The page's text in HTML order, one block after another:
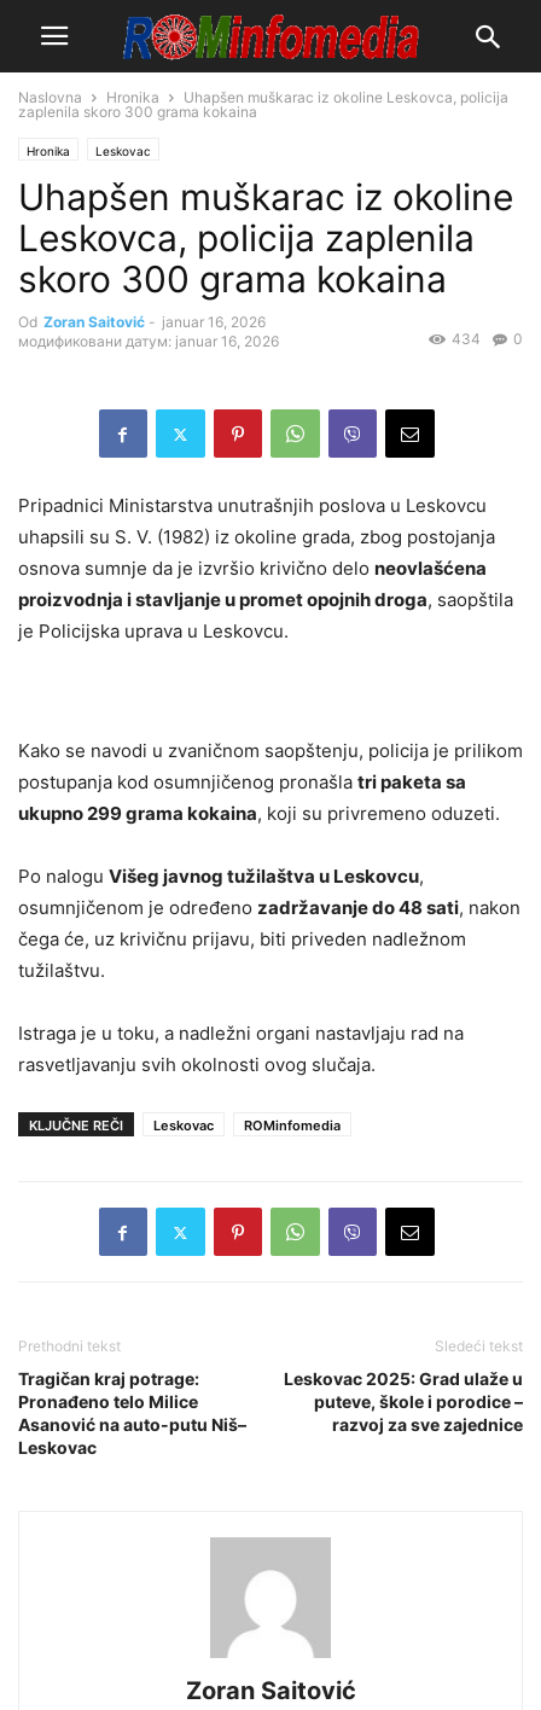
Naslovna Hronika
Uhapšen muškarac iz okoline Leskovca, policija
zaplenila skoro 300 grama kokaina
Hronika Leskovac
Uhapšen muškarac iz okoline
Leskovca, policija zaplenila
skoro 300 grama kokaina
Od Zoran Saitović - januar 16, 2026
модификовани датум: januar 16, 2026
0
434
Pripadnici Ministarstva unutrašnjih poslova u Leskovcu
uhapsili su S. V. (1982) iz okoline grada, zbog postojanja
osnova sumnje da je izvršio krivično delo neovlašćena
proizvodnja i stavljanje u promet opojnih droga, saopštila
je Policijska uprava u Leskovcu.
Kako se navodi u zvaničnom saopštenju, policija je prilikom
postupanja kod osumnjičenog pronašla tri paketa sa
ukupno 299 grama kokaina, koji su privremeno oduzeti.
Po nalogu Višeg javnog tužilaštva u Leskovcu,
osumnjičenom je određeno zadržavanje do 48 sati, nakon
čega će, uz krivičnu prijavu, biti priveden nadležnom
tužilaštvu.
Istraga je u toku, a nadležni organi nastavljaju rad na
rasvetljavanju svih okolnosti ovog slučaja.
KLJUČNE REČI Leskovac ROMinfomedia
Prethodni tekst
Tragičan kraj potrage:
Pronađeno telo Milice
Asanović na auto-putu Niš–
Leskovac
Sledeći tekst
Leskovac 2025: Grad ulaže u
puteve, škole i porodice –
razvoj za sve zajednice
Zoran Saitović